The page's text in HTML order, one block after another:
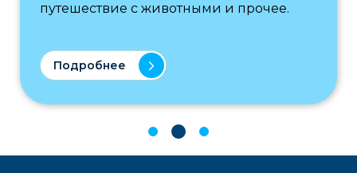
путешествие с животными и прочее.
Подробнее